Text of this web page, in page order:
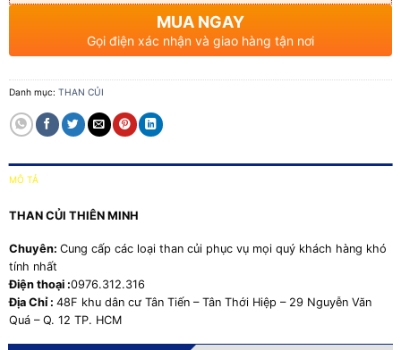
MUA NGAY
Gọi điện xác nhận và giao hàng tận nơi
Danh mục: THAN CỦI
MÔ TẢ
THAN CỦI THIÊN MINH
Chuyên: Cung cấp các loại than củi phục vụ mọi quý khách hàng khó
tính nhất
Điện thoại :0976.312.316
Địa Chỉ : 48F khu dân cư Tân Tiến – Tân Thới Hiệp – 29 Nguyễn Văn
Quá – Q. 12 TP. HCM